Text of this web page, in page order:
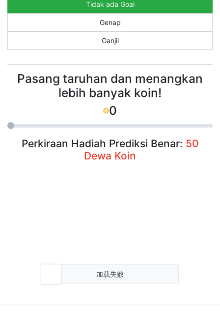
Tidak ada Goal
Genap
Ganjil
Pasang taruhan dan menangkan
lebih banyak koin!
0
Perkiraan Hadiah Prediksi Benar: 50
Dewa Koin
加载失败